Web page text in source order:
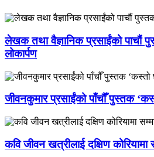
लेखक तथा वैज्ञानिक प्रसाईंको पाचौं
लोकार्पण
जीवनकुमार प्रसाईंको पाँचौँ पुस्तक
कवि जीवन खत्रीलाई दक्षिण कोरियामा